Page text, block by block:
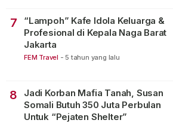
7
“Lampoh” Kafe Idola Keluarga &
Profesional di Kepala Naga Barat
Jakarta
FEM Travel - 5 tahun yang lalu
8
Jadi Korban Mafia Tanah, Susan
Somali Butuh 350 Juta Perbulan
Untuk “Pejaten Shelter”